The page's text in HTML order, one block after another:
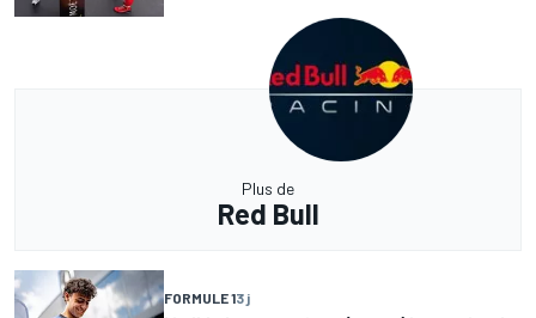
Plus de
Red Bull
FORMULE 13 j